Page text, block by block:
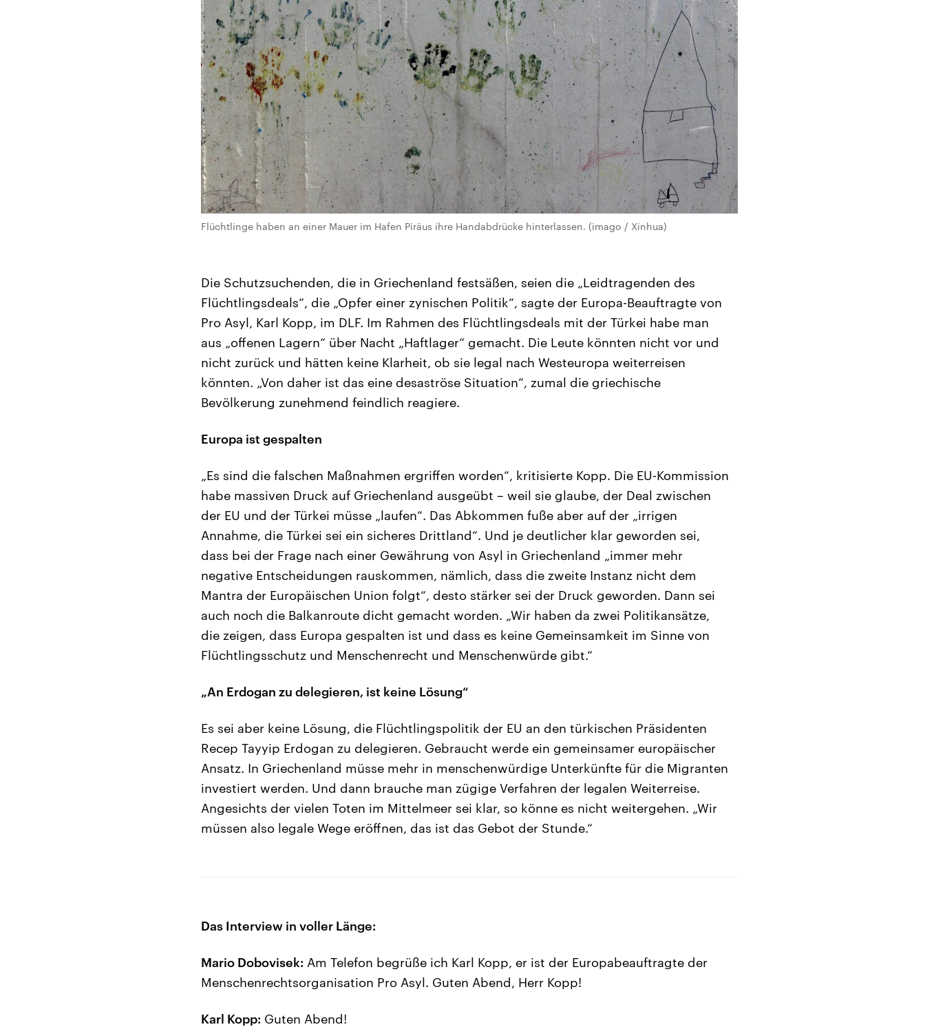
Flüchtlinge haben an einer Mauer im Hafen Piräus ihre Handabdrücke hinterlassen. (imago / Xinhua)
Die Schutzsuchenden, die in Griechenland festsäßen, seien die „Leidtragenden des
Flüchtlingsdeals“, die „Opfer einer zynischen Politik“, sagte der Europa-Beauftragte von
Pro Asyl, Karl Kopp, im DLF. Im Rahmen des Flüchtlingsdeals mit der Türkei habe man
aus „offenen Lagern“ über Nacht „Haftlager“ gemacht. Die Leute könnten nicht vor und
nicht zurück und hätten keine Klarheit, ob sie legal nach Westeuropa weiterreisen
könnten. „Von daher ist das eine desaströse Situation“, zumal die griechische
Bevölkerung zunehmend feindlich reagiere.
Europa ist gespalten
„Es sind die falschen Maßnahmen ergriffen worden“, kritisierte Kopp. Die EU-Kommission
habe massiven Druck auf Griechenland ausgeübt – weil sie glaube, der Deal zwischen
der EU und der Türkei müsse „laufen“. Das Abkommen fuße aber auf der „irrigen
Annahme, die Türkei sei ein sicheres Drittland“. Und je deutlicher klar geworden sei,
dass bei der Frage nach einer Gewährung von Asyl in Griechenland „immer mehr
negative Entscheidungen rauskommen, nämlich, dass die zweite Instanz nicht dem
Mantra der Europäischen Union folgt“, desto stärker sei der Druck geworden. Dann sei
auch noch die Balkanroute dicht gemacht worden. „Wir haben da zwei Politikansätze,
die zeigen, dass Europa gespalten ist und dass es keine Gemeinsamkeit im Sinne von
Flüchtlingsschutz und Menschenrecht und Menschenwürde gibt.“
„An Erdogan zu delegieren, ist keine Lösung“
Es sei aber keine Lösung, die Flüchtlingspolitik der EU an den türkischen Präsidenten
Recep Tayyip Erdogan zu delegieren. Gebraucht werde ein gemeinsamer europäischer
Ansatz. In Griechenland müsse mehr in menschenwürdige Unterkünfte für die Migranten
investiert werden. Und dann brauche man zügige Verfahren der legalen Weiterreise.
Angesichts der vielen Toten im Mittelmeer sei klar, so könne es nicht weitergehen. „Wir
müssen also legale Wege eröffnen, das ist das Gebot der Stunde.“
Das Interview in voller Länge:
Mario Dobovisek: Am Telefon begrüße ich Karl Kopp, er ist der Europabeauftragte der
Menschenrechtsorganisation Pro Asyl. Guten Abend, Herr Kopp!
Karl Kopp: Guten Abend!